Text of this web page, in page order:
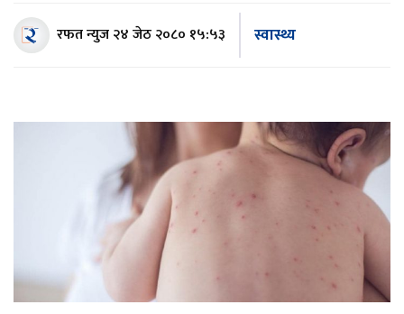
रफत न्युज२४ जेठ २०८० १५:५३ स्वास्थ्य